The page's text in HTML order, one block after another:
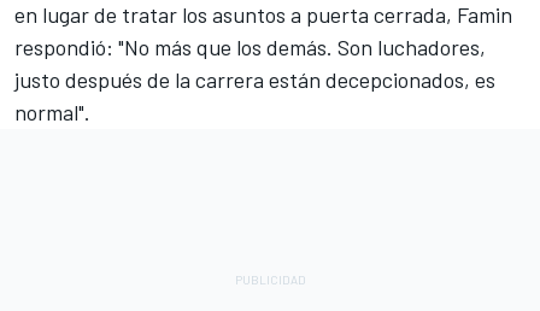
en lugar de tratar los asuntos a puerta cerrada, Famin
respondió: "No más que los demás. Son luchadores,
justo después de la carrera están decepcionados, es
normal".